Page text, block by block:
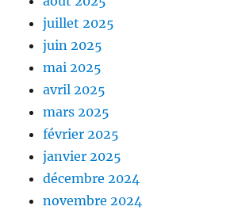
juillet 2025
juin 2025
mai 2025
avril 2025
mars 2025
février 2025
janvier 2025
décembre 2024
novembre 2024